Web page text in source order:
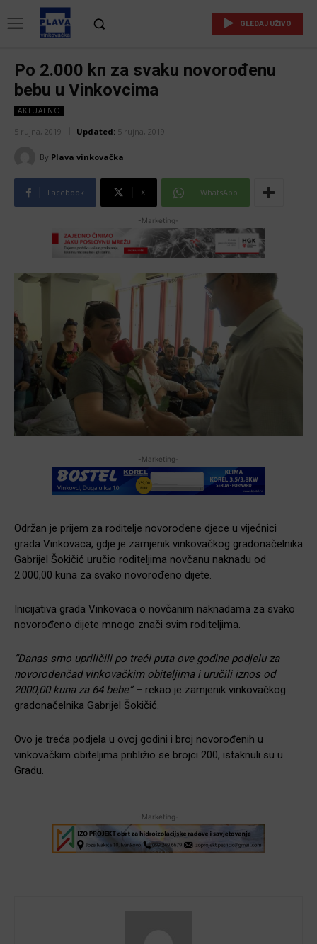
GLEDAJ UŽIVO
Po 2.000 kn za svaku novorođenu
bebu u Vinkovcima
AKTUALNO
5 rujna, 2019 Updated: 5 rujna, 2019
By Plava vinkovačka
Facebook X WhatsApp
-Marketing-
-Marketing-
Održan je prijem za roditelje novorođene djece u vijećnici
grada Vinkovaca, gdje je zamjenik vinkovačkog gradonačelnika
Gabrijel Šokičić uručio roditeljima novčanu naknadu od
2.000,00 kuna za svako novorođeno dijete.
Inicijativa grada Vinkovaca o novčanim naknadama za svako
novorođeno dijete mnogo znači svim roditeljima.
“Danas smo upriličili po treći puta ove godine podjelu za
novorođenčad vinkovačkim obiteljima i uručili iznos od
2000,00 kuna za 64 bebe” – rekao je zamjenik vinkovačkog
gradonačelnika Gabrijel Šokičić.
Ovo je treća podjela u ovoj godini i broj novorođenih u
vinkovačkim obiteljima približio se brojci 200, istaknuli su u
Gradu.
-Marketing-